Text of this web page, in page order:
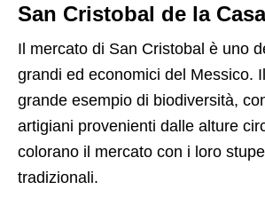
San Cristobal de la
Il mercato di San Cristobal è uno
grandi ed economici del Messico.
grande esempio di biodiversità,
artigiani provenienti dalle alture
colorano il mercato con i loro
tradizionali.